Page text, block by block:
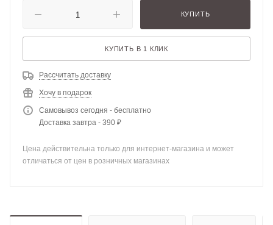
КУПИТЬ
КУПИТЬ В 1 КЛИК
Рассчитать доставку
Хочу в подарок
Самовывоз сегодня - бесплатно
Доставка завтра - 390 ₽
Цена действительна только для интернет-магазина и может
отличаться от цен в розничных магазинах